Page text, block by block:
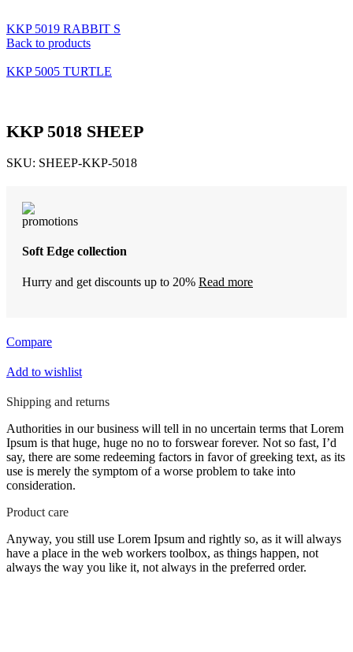
KKP 5019 RABBIT S
Back to products
KKP 5005 TURTLE
KKP 5018 SHEEP
SKU: SHEEP-KKP-5018
Soft Edge collection
Hurry and get discounts up to 20% Read more
Compare
Add to wishlist
Shipping and returns
Authorities in our business will tell in no uncertain terms that Lorem
Ipsum is that huge, huge no no to forswear forever. Not so fast, I’d
say, there are some redeeming factors in favor of greeking text, as its
use is merely the symptom of a worse problem to take into
consideration.
Product care
Anyway, you still use Lorem Ipsum and rightly so, as it will always
have a place in the web workers toolbox, as things happen, not
always the way you like it, not always in the preferred order.